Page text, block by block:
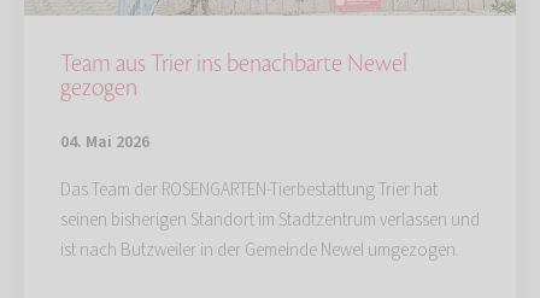
Team aus Trier ins benachbarte Newel
gezogen
04. Mai 2026
Das Team der ROSENGARTEN-Tierbestattung Trier hat
seinen bisherigen Standort im Stadtzentrum verlassen und
ist nach Butzweiler in der Gemeinde Newel umgezogen.